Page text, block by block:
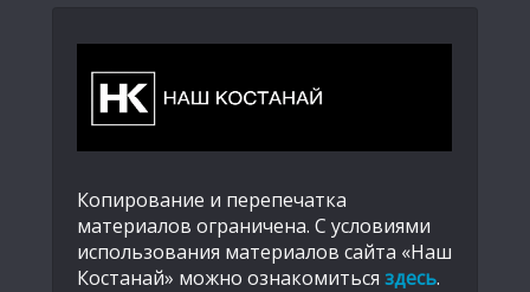
Копирование и перепечатка
материалов ограничена. С условиями
использования материалов сайта «Наш
Костанай» можно ознакомиться здесь.